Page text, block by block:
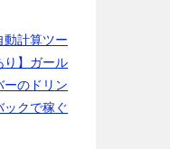
動計算ツー
り】ガール
ーのドリン
ックで稼ぐ